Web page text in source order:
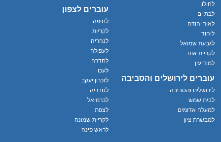
לחולון
לבת ים
לאור יהודה
ליהוד
לגבעת שמואל
לקריית אונו
למודיעין
עוברים לירושלים והסביבה
לירושלים והסביבה
לבית שמש
למעלה אדומים
למבשרת ציון
עוברים לצפון
לחיפה
לקריות
לנהריה
לעפולה
לחדרה
לעכו
לזכרון יעקב
לטבריה
לכרמיאל
לצפת
לקריית שמונה
לראש פינה